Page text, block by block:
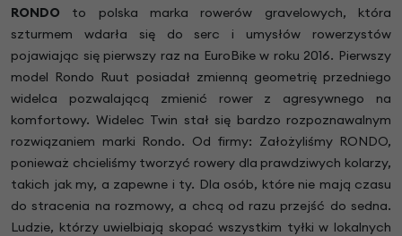
RONDO to polska marka rowerów gravelowych, która
szturmem wdarła się do serc i umysłów rowerzystów
pojawiając się pierwszy raz na EuroBike w roku 2016. Pierwszy
model Rondo Ruut posiadał zmienną geometrię przedniego
widelca pozwalającą zmienić rower z agresywnego na
komfortowy. Widelec Twin stał się bardzo rozpoznawalnym
rozwiązaniem marki Rondo. Od firmy: Założyliśmy RONDO,
ponieważ chcieliśmy tworzyć rowery dla prawdziwych kolarzy,
takich jak my, a zapewne i ty. Dla osób, które nie mają czasu
do stracenia na rozmowy, a chcą od razu przejść do sedna.
Ludzie, którzy uwielbiają skopać wszystkim tyłki w lokalnych